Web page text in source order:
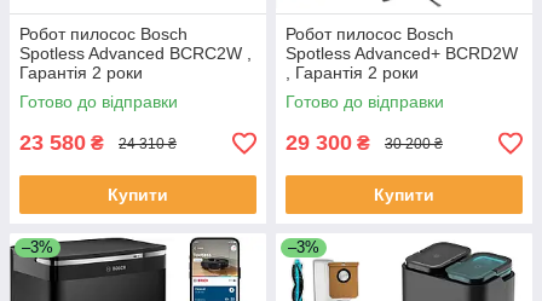
Робот пилосос Bosch
Spotless Advanced BCRC2W ,
Гарантія 2 роки
Готово до відправки
23 580 ₴ 24 310 ₴
Купити
Робот пилосос Bosch
Spotless Advanced+ BCRD2W
, Гарантія 2 роки
Готово до відправки
29 300 ₴ 30 200 ₴
Купити
–3% –3%